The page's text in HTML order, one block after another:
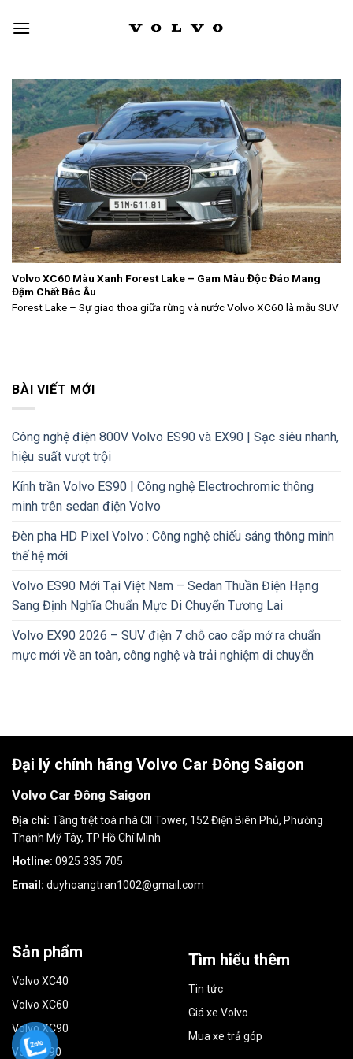
Volvo XC60 Màu Xanh Forest Lake – Gam Màu Độc Đáo Mang
Đậm Chất Bắc Âu
Forest Lake – Sự giao thoa giữa rừng và nước Volvo XC60 là mẫu SUV
BÀI VIẾT MỚI
Công nghệ điện 800V Volvo ES90 và EX90 | Sạc siêu nhanh,
hiệu suất vượt trội
Kính trần Volvo ES90 | Công nghệ Electrochromic thông
minh trên sedan điện Volvo
Đèn pha HD Pixel Volvo : Công nghệ chiếu sáng thông minh
thế hệ mới
Volvo ES90 Mới Tại Việt Nam – Sedan Thuần Điện Hạng
Sang Định Nghĩa Chuẩn Mực Di Chuyển Tương Lai
Volvo EX90 2026 – SUV điện 7 chỗ cao cấp mở ra chuẩn
mực mới về an toàn, công nghệ và trải nghiệm di chuyển
Đại lý chính hãng Volvo Car Đông Saigon
Volvo Car Đông Saigon
Địa chỉ: Tầng trệt toà nhà CII Tower, 152 Điện Biên Phủ, Phường
Thạnh Mỹ Tây, TP Hồ Chí Minh
Hotline: 0925 335 705
Email: duyhoangtran1002@gmail.com
Sản phẩm
Volvo XC40
Volvo XC60
Volvo XC90
Volvo S90
Tìm hiểu thêm
Tin tức
Giá xe Volvo
Mua xe trả góp